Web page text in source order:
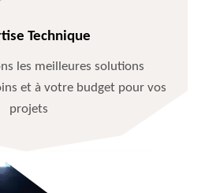
Technique
les meilleures solutions
et à votre budget pour vos
projets